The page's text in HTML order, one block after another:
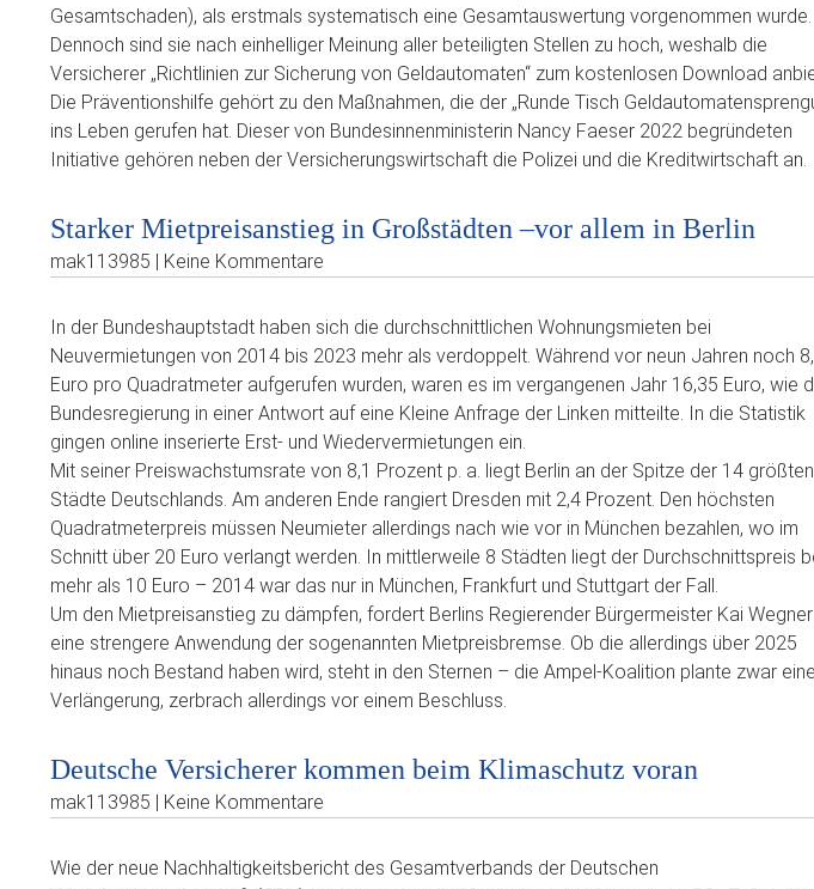
Gesamtschaden), als erstmals systematisch eine Gesamtauswertung vorgenommen wurde.
Dennoch sind sie nach einhelliger Meinung aller beteiligten Stellen zu hoch, weshalb die
Versicherer „Richtlinien zur Sicherung von Geldautomaten“ zum kostenlosen Download
Die Präventionshilfe gehört zu den Maßnahmen, die der „Runde Tisch
ins Leben gerufen hat. Dieser von Bundesinnenministerin Nancy Faeser 2022 begründeten
Initiative gehören neben der Versicherungswirtschaft die Polizei und die Kreditwirtschaft an.
Starker Mietpreisanstieg in Großstädten –vor allem in Berlin
mak113985 | Keine Kommentare
In der Bundeshauptstadt haben sich die durchschnittlichen Wohnungsmieten bei
Neuvermietungen von 2014 bis 2023 mehr als verdoppelt. Während vor neun Jahren noch
Euro pro Quadratmeter aufgerufen wurden, waren es im vergangenen Jahr 16,35 Euro, wie
Bundesregierung in einer Antwort auf eine Kleine Anfrage der Linken mitteilte. In die Statistik
gingen online inserierte Erst- und Wiedervermietungen ein.
Mit seiner Preiswachstumsrate von 8,1 Prozent p. a. liegt Berlin an der Spitze der 14 größten
Städte Deutschlands. Am anderen Ende rangiert Dresden mit 2,4 Prozent. Den höchsten
Quadratmeterpreis müssen Neumieter allerdings nach wie vor in München bezahlen, wo im
Schnitt über 20 Euro verlangt werden. In mittlerweile 8 Städten liegt der Durchschnittspreis
mehr als 10 Euro – 2014 war das nur in München, Frankfurt und Stuttgart der Fall.
Um den Mietpreisanstieg zu dämpfen, fordert Berlins Regierender Bürgermeister Kai Wegner
eine strengere Anwendung der sogenannten Mietpreisbremse. Ob die allerdings über 2025
hinaus noch Bestand haben wird, steht in den Sternen – die Ampel-Koalition plante zwar eine
Verlängerung, zerbrach allerdings vor einem Beschluss.
Deutsche Versicherer kommen beim Klimaschutz voran
mak113985 | Keine Kommentare
Wie der neue Nachhaltigkeitsbericht des Gesamtverbands der Deutschen